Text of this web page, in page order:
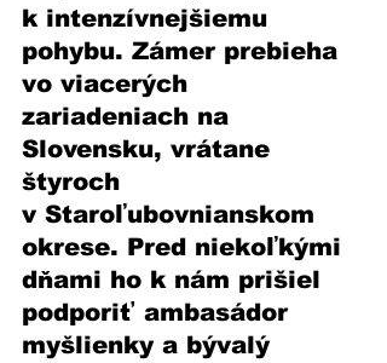
k intenzívnejšiemu
pohybu. Zámer prebieha
vo viacerých
zariadeniach na
Slovensku, vrátane
štyroch
v Staroľubovnianskom
okrese. Pred niekoľkými
dňami ho k nám prišiel
podporiť ambasádor
myšlienky a bývalý